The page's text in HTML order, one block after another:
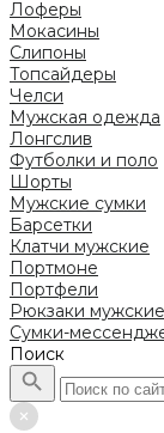
Лоферы
Мокасины
Слипоны
Топсайдеры
Челси
Мужская одежда
Лонгслив
Футболки и поло
Шорты
Мужские сумки
Барсетки
Клатчи мужские
Портмоне
Портфели
Рюкзаки мужские
Сумки-
Поиск